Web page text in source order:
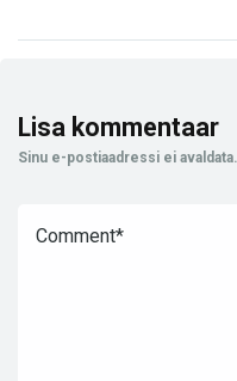
Lisa kommentaar
Sinu e-postiaadressi ei avaldata.